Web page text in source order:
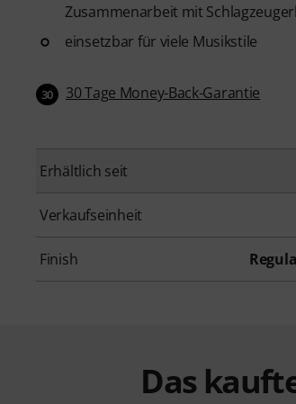
Zusammenarbeit mit
einsetzbar für viele Musikstile
30 30 Tage Money-Back-Garantie
Erhältlich seit
Verkaufseinheit
Finish
Das